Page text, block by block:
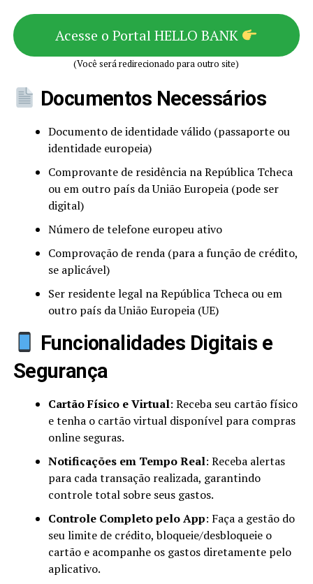
Acesse o Portal HELLO BANK
(Você será redirecionado para outro site)
Documentos Necessários
Documento de identidade válido (passaporte ou
identidade europeia)
Comprovante de residência na República Tcheca
ou em outro país da União Europeia (pode ser
digital)
Número de telefone europeu ativo
Comprovação de renda (para a função de crédito,
se aplicável)
Ser residente legal na República Tcheca ou em
outro país da União Europeia (UE)
Funcionalidades Digitais e
Segurança
Cartão Físico e Virtual: Receba seu cartão físico
e tenha o cartão virtual disponível para compras
online seguras.
Notificações em Tempo Real: Receba alertas
para cada transação realizada, garantindo
controle total sobre seus gastos.
Controle Completo pelo App: Faça a gestão do
seu limite de crédito, bloqueie/desbloqueie o
cartão e acompanhe os gastos diretamente pelo
aplicativo.